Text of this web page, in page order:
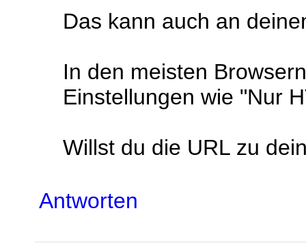
Das kann auch an
In den meisten
Einstellungen wie "Nur
Willst du die URL zu
Antworten